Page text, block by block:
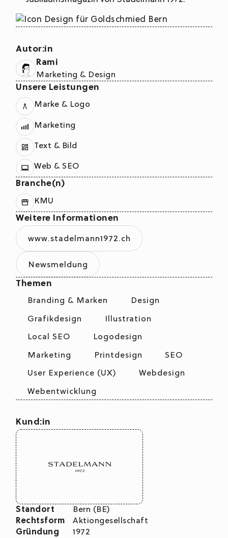
Autor:in
Rami
Marketing & Design
Unsere Leistungen
Marke & Logo
Marketing
Text & Bild
Web & SEO
Branche(n)
KMU
Weitere Informationen
www.stadelmann1972.ch
Newsmeldung
Themen
Branding & Marken
Design
Grafikdesign
Illustration
Local SEO
Logodesign
Marketing
Printdesign
SEO
User Experience (UX)
Webdesign
Webentwicklung
Kund:in
Standort
Bern (BE)
Rechtsform
Aktiongesellschaft
Gründung
1972